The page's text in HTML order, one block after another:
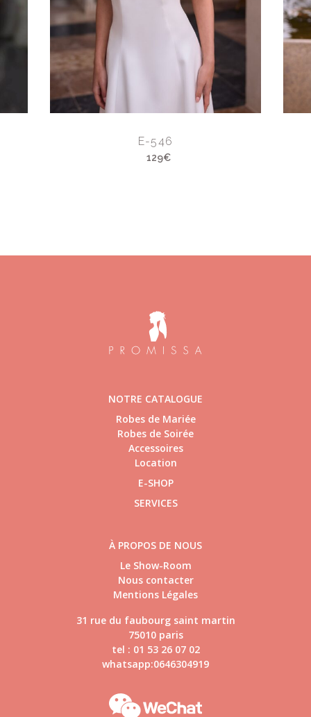
E-546
129€
NOTRE CATALOGUE
Robes de Mariée
Robes de Soirée
Accessoires
Location
E-SHOP
SERVICES
À PROPOS DE NOUS
Le Show-Room
Nous contacter
Mentions Légales
31 rue du faubourg saint martin
75010 paris
tel : 01 53 26 07 02
whatsapp:0646304919